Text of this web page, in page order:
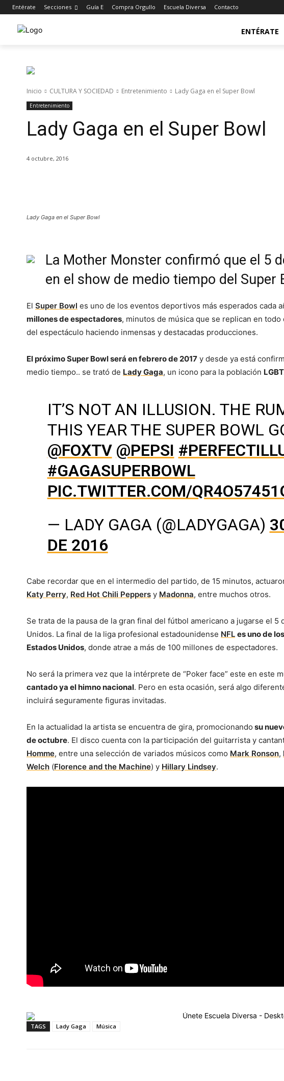
Entérate Secciones Guía E Compra Orgullo Escuela Diversa Contacto
ENTÉRATE
Inicio CULTURA Y SOCIEDAD Entretenimiento Lady Gaga en el Super Bowl
Entretenimiento
Lady Gaga en el Super Bowl
4 octubre, 2016
Lady Gaga en el Super Bowl
La Mother Monster confirmó que el 5
en el show de medio tiempo del Super
El Super Bowl es uno de los eventos deportivos más esperados cada
millones de espectadores, minutos de música que se replican en
del espectáculo haciendo inmensas y destacadas producciones.
El próximo Super Bowl será en febrero de 2017 y desde ya está
medio tiempo.. se trató de Lady Gaga, un icono para la población LGBT
IT’S NOT AN ILLUSION. THE
THIS YEAR THE SUPER BOWL
@FOXTV @PEPSI
#GAGASUPERBOWL
PIC.TWITTER.COM/
— LADY GAGA (@LADYGAGA)
DE 2016
Cabe recordar que en el intermedio del partido, de 15 minutos,
Katy Perry, Red Hot Chili Peppers y Madonna, entre muchos otros.
Se trata de la pausa de la gran final del fútbol americano a jugarse el 5
Unidos. La final de la liga profesional estadounidense NFL es uno de
Estados Unidos, donde atrae a más de 100 millones de espectadores.
No será la primera vez que la intérprete de “Poker face” este en este
cantado ya el himno nacional. Pero en esta ocasión, será algo
incluirá seguramente figuras invitadas.
En la actualidad la artista se encuentra de gira, promocionando su
de octubre. El disco cuenta con la participación del guitarrista y
Homme, entre una selección de variados músicos como Mark Ronson,
Welch (Florence and the Machine) y Hillary Lindsey.
TAGS Lady Gaga Música